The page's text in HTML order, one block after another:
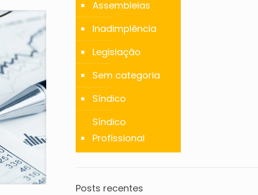
Assembleias
Inadimplência
Legislação
Sem categoria
Síndico
Síndico
Profissional
Posts recentes